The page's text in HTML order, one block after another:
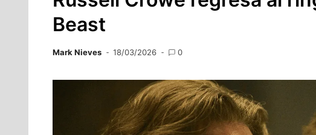
Beast
Mark Nieves 18/03/2026 0